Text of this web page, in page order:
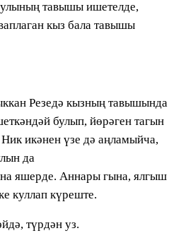
тавышы ишетелде,
кыз бала тавышы
Резедә кызның тавышында
булып, йөрәген тагын
икәнен үзе дә аңламыйча,
да
яшерде. Аннары гына, ялгыш
куллап күреште.
түрдән уз.